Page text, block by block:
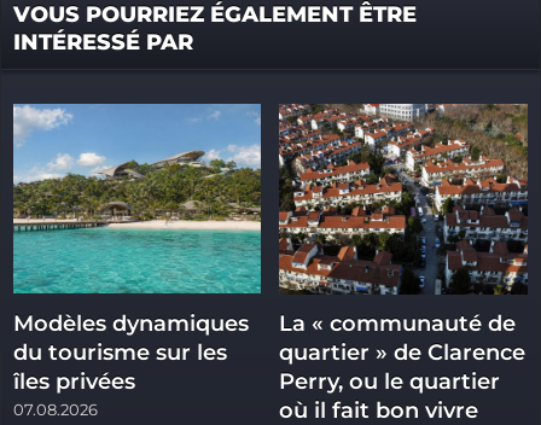
VOUS POURRIEZ ÉGALEMENT ÊTRE
INTÉRESSÉ PAR
Modèles dynamiques
du tourisme sur les
îles privées
07.08.2026
La « communauté de
quartier » de Clarence
Perry, ou le quartier
où il fait bon vivre